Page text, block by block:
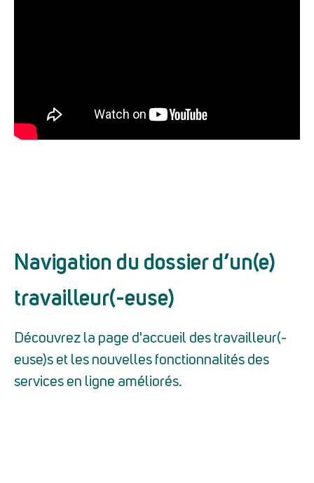
Navigation du dossier d’un(e)
travailleur(-euse)
Découvrez la page d'accueil des travailleur(-
euse)s et les nouvelles fonctionnalités des
services en ligne améliorés.